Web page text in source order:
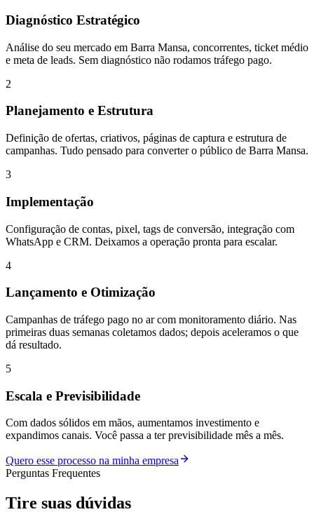
Diagnóstico Estratégico
Análise do seu mercado em Barra Mansa, concorrentes, ticket médio
e meta de leads. Sem diagnóstico não rodamos tráfego pago.
2
Planejamento e Estrutura
Definição de ofertas, criativos, páginas de captura e estrutura de
campanhas. Tudo pensado para converter o público de Barra Mansa.
3
Implementação
Configuração de contas, pixel, tags de conversão, integração com
WhatsApp e CRM. Deixamos a operação pronta para escalar.
4
Lançamento e Otimização
Campanhas de tráfego pago no ar com monitoramento diário. Nas
primeiras duas semanas coletamos dados; depois aceleramos o que
dá resultado.
5
Escala e Previsibilidade
Com dados sólidos em mãos, aumentamos investimento e
expandimos canais. Você passa a ter previsibilidade mês a mês.
Quero esse processo na minha empresa
Perguntas Frequentes
Tire suas dúvidas